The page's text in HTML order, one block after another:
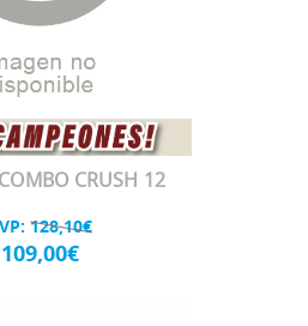
CRUSH 12
128,10€
109,00€